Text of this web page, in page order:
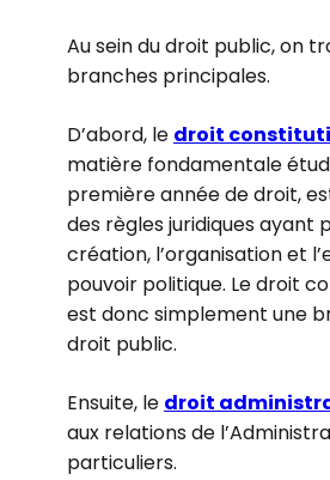
Au sein du droit public, on
branches principales.
D’abord, le droit
matière fondamentale
première année de droit,
des règles juridiques ayant
création, l’organisation et
pouvoir politique. Le droit
est donc simplement une
droit public.
Ensuite, le droit
aux relations de
particuliers.